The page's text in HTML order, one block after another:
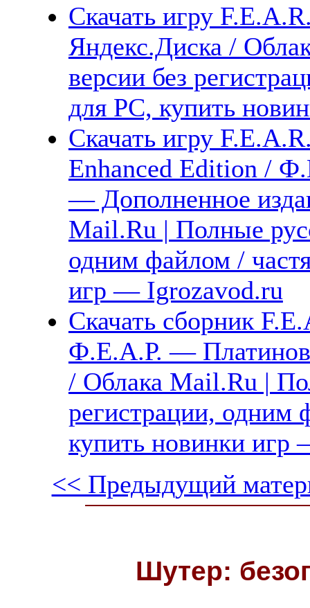
Скачать игру
Яндекс.Диска /
версии без
для PC, купить
Скачать игру
Enhanced Edition /
— Дополненное
Mail.Ru | Полные
одним файлом /
игр — Igrozavod.ru
Скачать сборник
Ф.Е.А.Р. —
/ Облака Mail.Ru |
регистрации, одним
купить новинки
<< Предыдущий
Шутер: